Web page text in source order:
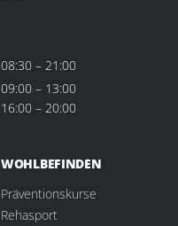
08:30 – 21:00
09:00 – 13:00
16:00 – 20:00
WOHLBEFINDEN
Präventionskurse
Rehasport